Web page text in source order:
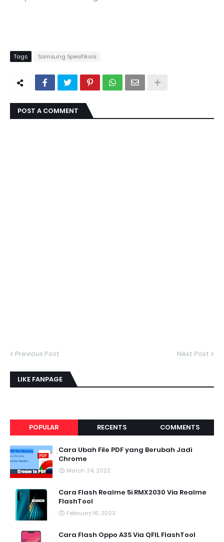
Tags Samsung Spesifikasi
POST A COMMENT
Previous Post Next Post
LIKE FANPAGE
POPULAR RECENTS COMMENTS
Cara Ubah File PDF yang Berubah Jadi
Chrome
March 24, 2022
Cara Flash Realme 5i RMX2030 Via Realme
FlashTool
February 16, 2023
Cara Flash Oppo A3S Via QFIL FlashTool